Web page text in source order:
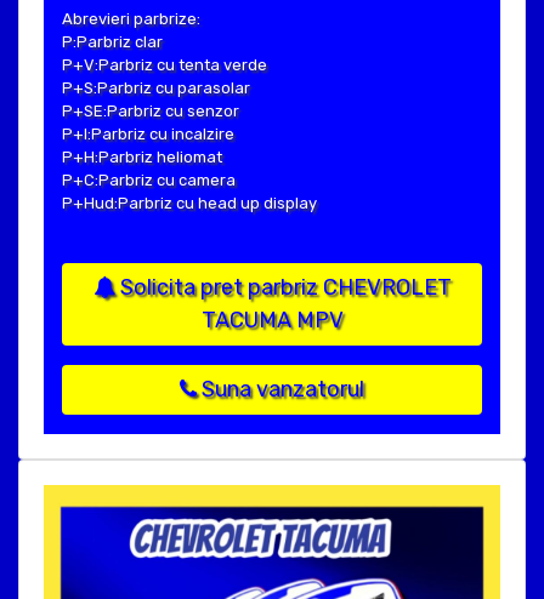
Abrevieri parbrize:
P:Parbriz clar
P+V:Parbriz cu tenta verde
P+S:Parbriz cu parasolar
P+SE:Parbriz cu senzor
P+I:Parbriz cu incalzire
P+H:Parbriz heliomat
P+C:Parbriz cu camera
P+Hud:Parbriz cu head up display
Solicita pret parbriz CHEVROLET
TACUMA MPV
Suna vanzatorul